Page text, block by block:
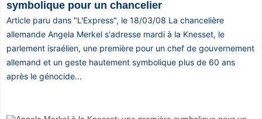
symbolique pour un chancelier
Article paru dans "L'Express", le 18/03/08 La chancelière
allemande Angela Merkel s'adresse mardi à la Knesset, le
parlement israélien, une première pour un chef de gouvernement
allemand et un geste hautement symbolique plus de 60 ans
après le génocide...